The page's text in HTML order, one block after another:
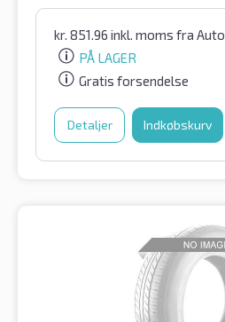
kr. 851.96 inkl. moms fra
PÅ LAGER
Gratis forsendelse
Detaljer Indkøbskurv